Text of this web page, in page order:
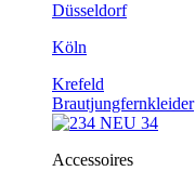
Düsseldorf
Köln
Krefeld
Brautjungfernkleider
Accessoires